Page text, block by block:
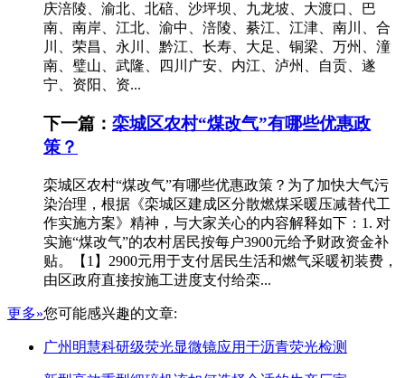
庆涪陵、渝北、北碚、沙坪坝、九龙坡、大渡口、巴
南、南岸、江北、渝中、涪陵、綦江、江津、南川、合
川、荣昌、永川、黔江、长寿、大足、铜梁、万州、潼
南、璧山、武隆、四川广安、内江、泸州、自贡、遂
宁、资阳、资...
下一篇： 栾城区农村“煤改气”有哪些优惠政
策？
栾城区农村“煤改气”有哪些优惠政策？为了加快大气污
染治理，根据《栾城区建成区分散燃煤采暖压减替代工
作实施方案》精神，与大家关心的内容解释如下：1. 对
实施“煤改气”的农村居民按每户3900元给予财政资金补
贴。【1】2900元用于支付居民生活和燃气采暖初装费，
由区政府直接按施工进度支付给栾...
更多»您可能感兴趣的文章:
广州明慧科研级荧光显微镜应用于沥青荧光检测